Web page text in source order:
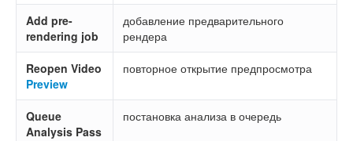
Add pre-
rendering job
добавление предварительного
рендера
Reopen Video
Preview
повторное открытие предпросмотра
Queue
Analysis Pass
постановка анализа в очередь